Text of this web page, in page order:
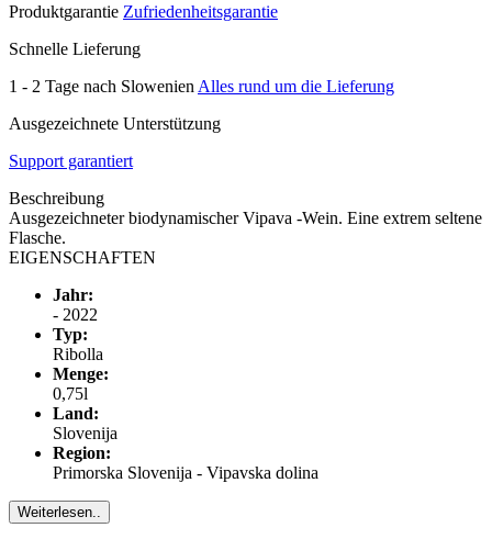
Produktgarantie Zufriedenheitsgarantie
Schnelle Lieferung
1 - 2 Tage nach Slowenien Alles rund um die Lieferung
Ausgezeichnete Unterstützung
Support garantiert
Beschreibung
Ausgezeichneter biodynamischer Vipava -Wein. Eine extrem seltene
Flasche.
EIGENSCHAFTEN
Jahr:
- 2022
Typ:
Ribolla
Menge:
0,75l
Land:
Slovenija
Region:
Primorska Slovenija - Vipavska dolina
Weiterlesen..